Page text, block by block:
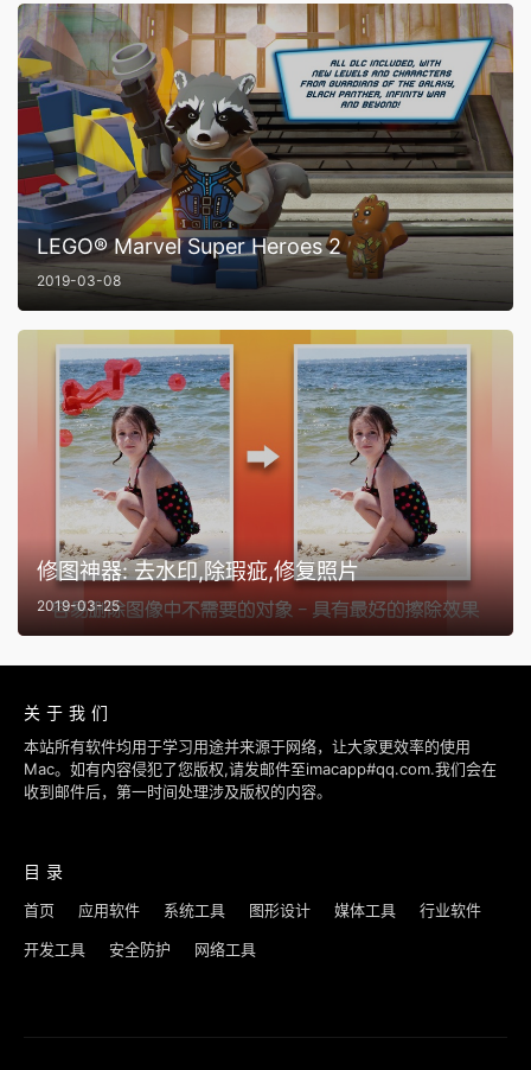
LEGO® Marvel Super Heroes 2
2019-03-08
修图神器: 去水印,除瑕疵,修复照片
2019-03-25
关于我们
本站所有软件均用于学习用途并来源于网络，让大家更效率的使用
Mac。如有内容侵犯了您版权,请发邮件至imacapp#qq.com.我们会在
收到邮件后，第一时间处理涉及版权的内容。
目录
首页 应用软件 系统工具 图形设计 媒体工具 行业软件
开发工具 安全防护 网络工具